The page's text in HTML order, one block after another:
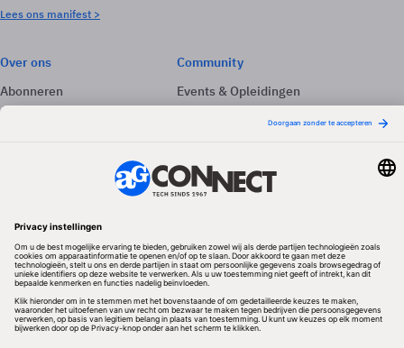
Lees ons manifest >
Over ons
Abonneren
Adverteren
Community
Events & Opleidingen
Nieuwsbrieven
Volg ons
Redactionele partner